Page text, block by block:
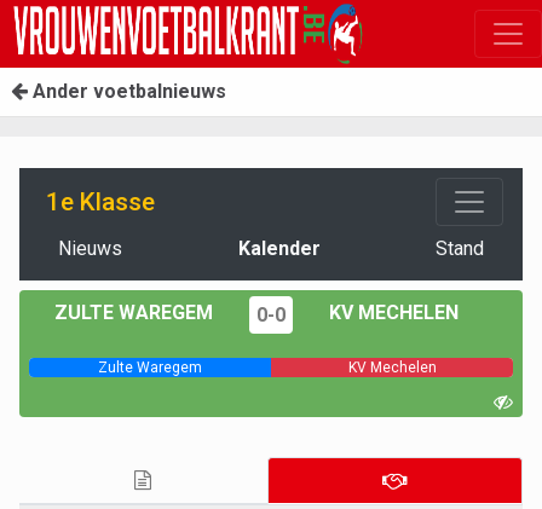
Ander voetbalnieuws
1e Klasse
Nieuws Kalender Stand
ZULTE WAREGEM 0-0 KV MECHELEN
Zulte Waregem KV Mechelen